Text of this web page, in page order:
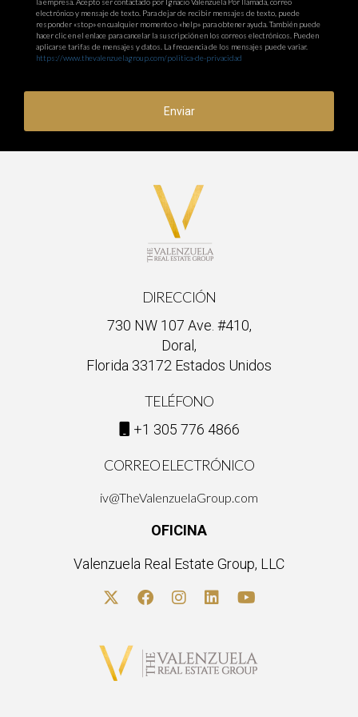
electrónico y mensaje de texto. Para dejar de recibir mensajes de texto, puede
responder «stop» en cualquier momento o «help» para obtener ayuda. También puede
hacer clic en el enlace para cancelar la suscripción en los correos electrónicos. Pueden
aplicarse tarifas de mensajes y datos. La frecuencia de los mensajes puede variar.
https://www.thevalenzuelagroup.com/politica-de-privacidad
Enviar
DIRECCIÓN
730 NW 107 Ave. #410,
Doral,
Florida 33172 Estados Unidos
TELÉFONO
+1 305 776 4866
CORREO ELECTRÓNICO
iv@TheValenzuelaGroup.com
OFICINA
Valenzuela Real Estate Group, LLC